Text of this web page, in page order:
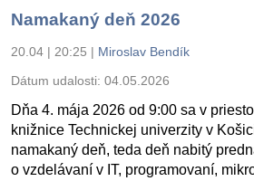
Namakaný deň 2026
20.04 | 20:25 | Miroslav Bendík
Dátum udalosti: 04.05.2026
Dňa 4. mája 2026 od 9:00 sa v
knižnice Technickej univerzity v
namakaný deň, teda deň nabitý
o vzdelávaní v IT, programovaní,